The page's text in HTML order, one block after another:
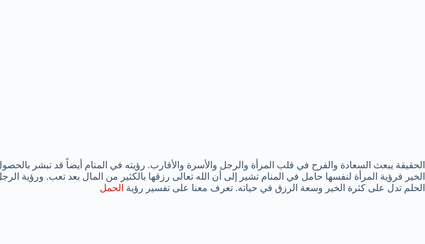
الحقيقة يبعث السعادة والفرح في قلب المرأة والرجل والأسرة والأقارب. رؤيته في المنام أيضاً قد تبشر
الخير فرؤية المرأة لنفسها حامل في المنام تشير إلى أن الله تعالى رزقها بالكثير من المال بعد تعب. ورؤية
الحلم تدل على كثرة الخير وسعة الرزق في حياته. تعرف معنا على تفسير رؤية الحمل